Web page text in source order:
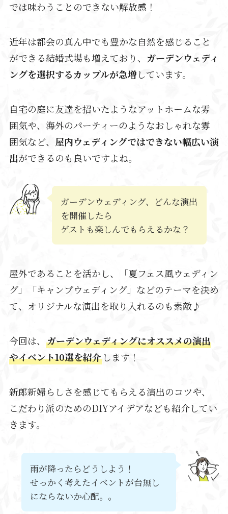
では味わうことのできない解放感！
近年は都会の真ん中でも豊かな自然を感じること
ができる結婚式場も増えており、 ガーデンウェディ
ングを選択するカップルが急増しています。
自宅の庭に友達を招いたようなアットホームな雰
囲気や、海外のパーティーのようなおしゃれな雰
囲気など、 屋内ウェディングではできない幅広い演
出ができるのも良いですよね。
ガーデンウェディング、どんな演出
を開催したら
ゲストも楽しんでもらえるかな？
屋外であることを活かし、「夏フェス風ウェディン
グ」「キャンプウェディング」などのテーマを決め
て、オリジナルな演出を取り入れるのも素敵♪
今回は、 ガーデンウェディングにオススメの演出
やイベント10選を紹介します！
新郎新婦らしさを感じてもらえる演出のコツや、
こだわり派のためのDIYアイデアなども紹介してい
きます。
雨が降ったらどうしよう！
せっかく考えたイベントが台無し
にならないか心配。。